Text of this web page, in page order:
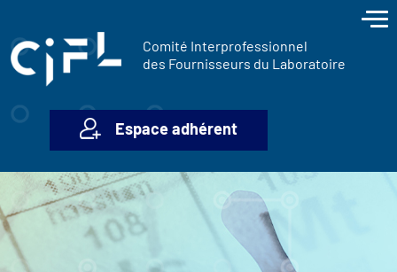
Comité Interprofessionnel
des Fournisseurs du Laboratoire
Espace adhérent